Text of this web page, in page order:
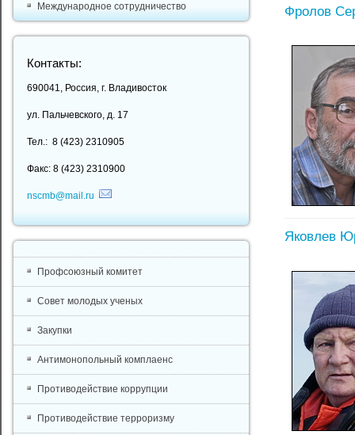
Фролов
Яковлев
Международное сотрудничество
Контакты:
690041, Россия, г. Владивосток
ул. Пальчевского, д. 17
Тел.: 8 (423) 2310905
Факс: 8 (423) 2310900
nscmb@mail.ru
Профсоюзный комитет
Совет молодых ученых
Закупки
Антимонопольный комплаенс
Противодействие коррупции
Противодействие терроризму